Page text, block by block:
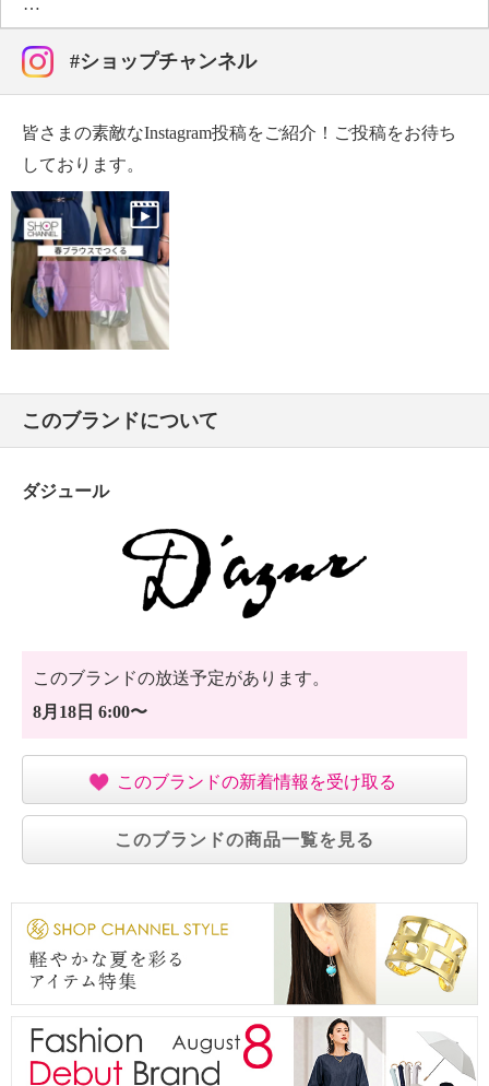
・漂白処理：酸素系漂白可（塩素系漂白は不可）
・タンブル乾燥：不可
・自然乾燥：日陰の吊り干し
・アイロン仕上げ：可（低温）
・ウエットクリーニング：可
【メンテナンス（ケアラベル）】
＜モノトーン＞水や汗などによる色落ち、色移り注意
【個体差あり】
・個体差あり
【原産国（地）】
・韓国製
#ショップチャンネル
皆さまの素敵なInstagram投稿をご紹介！ご投稿をお待ち
しております。
このブランドについて
ダジュール
このブランドの放送予定があります。
8月18日 6:00〜
このブランドの新着情報を受け取る
このブランドの商品一覧を見る